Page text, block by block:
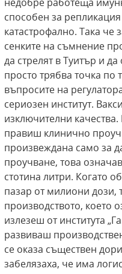
недобре работеща
способен за
катастрофално. Така че
сенките на съмнение
да стрелят в Туитър и
просто трябва точка по
въпросите на
сериозен институт.
изключителни
правиш клинично
произвеждана само за
проучване, това
стотина литри. Когато
пазар от милиони
производството, което
излезеш от института
развиваш
се оказа съществен
забелязаха, че има